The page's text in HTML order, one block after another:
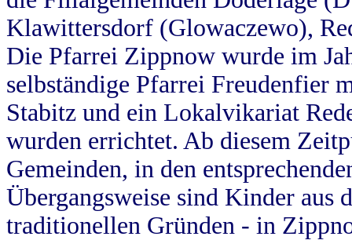
Klawittersdorf (Glowaczewo),
Die Pfarrei Zippnow wurde im
selbständige Pfarrei Freudenfier
Stabitz und ein Lokalvikariat
wurden errichtet. Ab diesem
Gemeinden, in den
Übergangsweise sind Kinder aus
traditionellen Gründen - in